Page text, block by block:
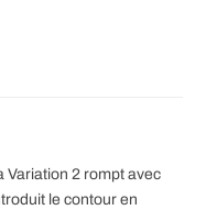
Variation 2 rompt avec
le contour en